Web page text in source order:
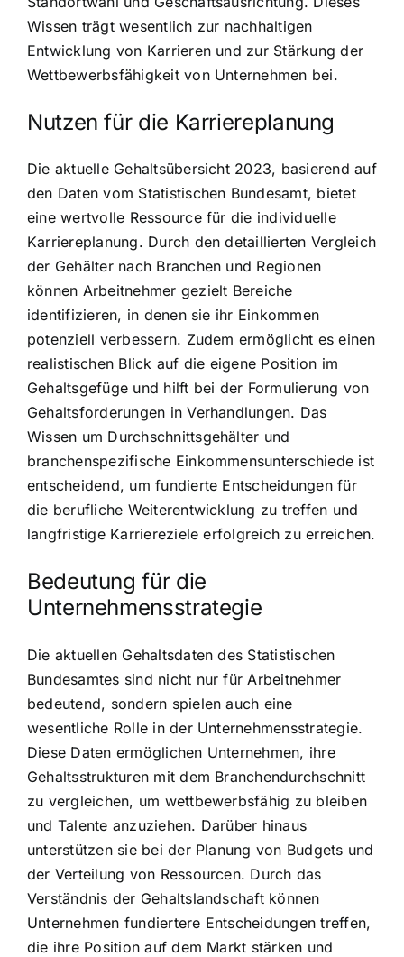
Wissen trägt wesentlich zur nachhaltigen
Entwicklung von Karrieren und zur Stärkung der
Wettbewerbsfähigkeit von Unternehmen bei.
Nutzen für die Karriereplanung
Die aktuelle Gehaltsübersicht 2023, basierend auf
den Daten vom Statistischen Bundesamt, bietet
eine wertvolle Ressource für die individuelle
Karriereplanung. Durch den detaillierten Vergleich
der Gehälter nach Branchen und Regionen
können Arbeitnehmer gezielt Bereiche
identifizieren, in denen sie ihr Einkommen
potenziell verbessern. Zudem ermöglicht es einen
realistischen Blick auf die eigene Position im
Gehaltsgefüge und hilft bei der Formulierung von
Gehaltsforderungen in Verhandlungen. Das
Wissen um Durchschnittsgehälter und
branchenspezifische Einkommensunterschiede ist
entscheidend, um fundierte Entscheidungen für
die berufliche Weiterentwicklung zu treffen und
langfristige Karriereziele erfolgreich zu erreichen.
Bedeutung für die
Unternehmensstrategie
Die aktuellen Gehaltsdaten des Statistischen
Bundesamtes sind nicht nur für Arbeitnehmer
bedeutend, sondern spielen auch eine
wesentliche Rolle in der Unternehmensstrategie.
Diese Daten ermöglichen Unternehmen, ihre
Gehaltsstrukturen mit dem Branchendurchschnitt
zu vergleichen, um wettbewerbsfähig zu bleiben
und Talente anzuziehen. Darüber hinaus
unterstützen sie bei der Planung von Budgets und
der Verteilung von Ressourcen. Durch das
Verständnis der Gehaltslandschaft können
Unternehmen fundiertere Entscheidungen treffen,
die ihre Position auf dem Markt stärken und